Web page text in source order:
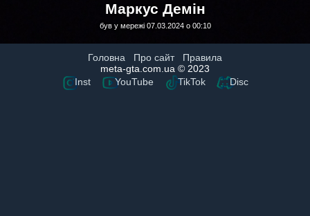
Маркус Демін
був у мережі 07.03.2024 о 00:10
Головна Про сайт
Правила
meta-gta.com.ua © 2023
Inst
YouTube TikTok Disc